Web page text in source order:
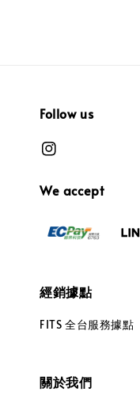
Follow us
We accept
經銷據點
FITS 全台服務據點
關於我們